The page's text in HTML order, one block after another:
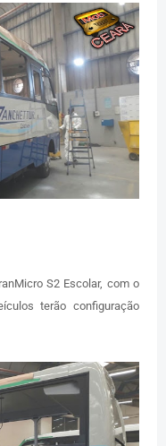
S2 Escolar, com o
terão configuração